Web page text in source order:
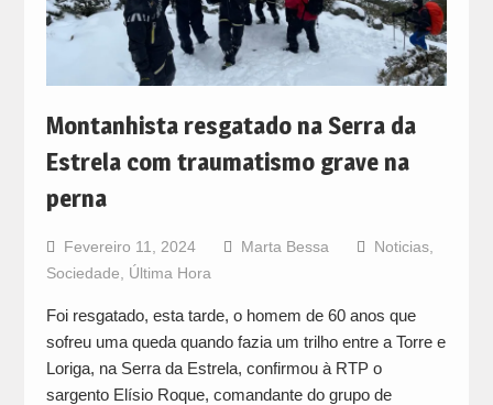
Montanhista resgatado na Serra da
Estrela com traumatismo grave na
perna
Fevereiro 11, 2024 Marta Bessa Noticias,
Sociedade
Última Hora
Foi resgatado, esta tarde, o homem de 60 anos que
sofreu uma queda quando fazia um trilho entre a Torre e
Loriga, na Serra da Estrela, confirmou à RTP o
sargento Elísio Roque, comandante do grupo de